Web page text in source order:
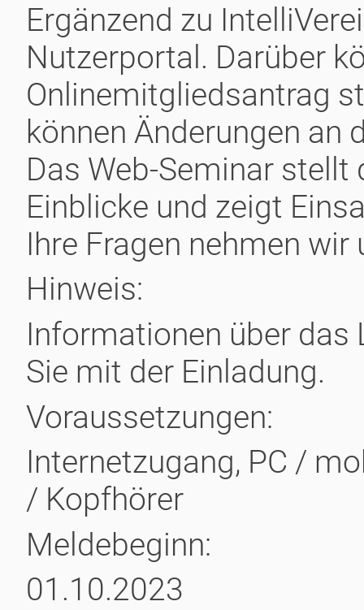
Ergänzend zu
Nutzerportal. Darüber
Onlinemitgliedsantrag
können Änderungen an
Das Web-Seminar
Einblicke und zeigt
Ihre Fragen nehmen
Hinweis:
Informationen über das
Sie mit der Einladung.
Voraussetzungen:
Internetzugang, PC /
/ Kopfhörer
Meldebeginn:
01.10.2023